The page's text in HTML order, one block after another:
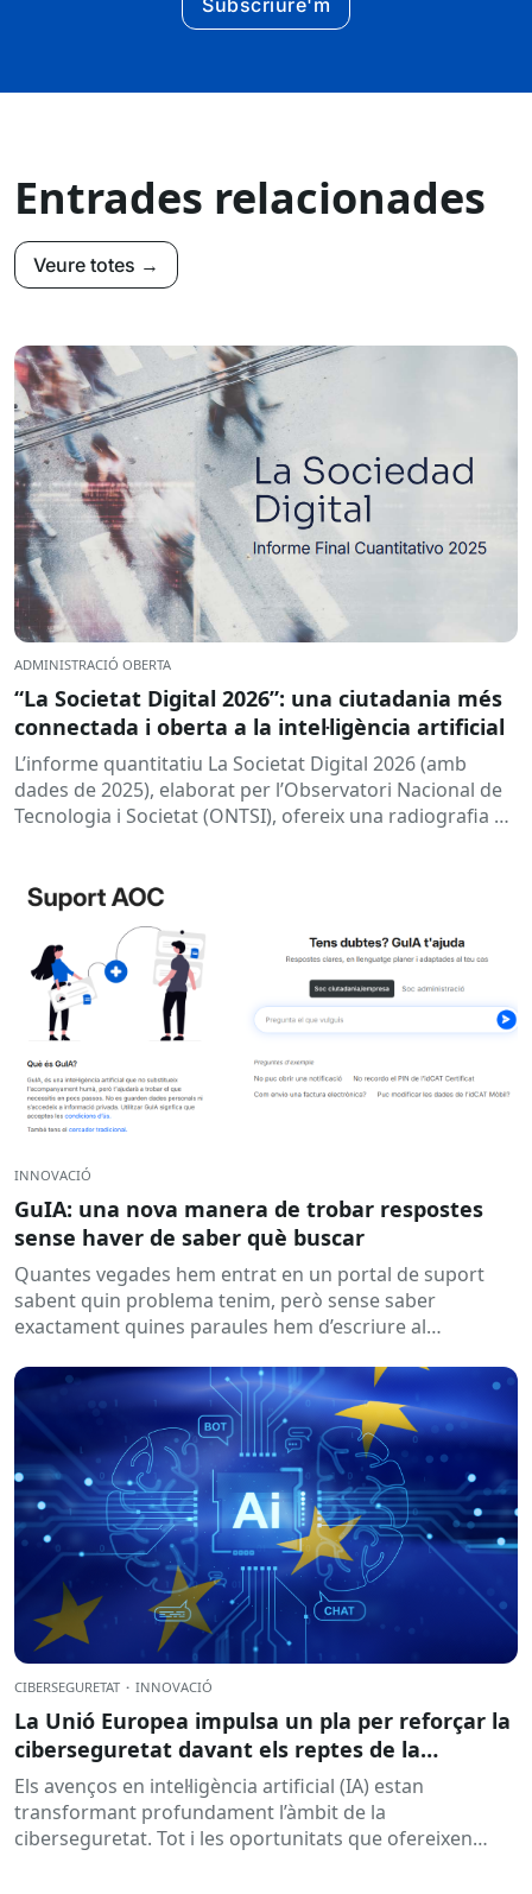
Subscriure'm
Entrades relacionades
Veure totes →
ADMINISTRACIÓ OBERTA
“La Societat Digital 2026”: una ciutadania més
connectada i oberta a la intel·ligència artificial
L’informe quantitatiu La Societat Digital 2026 (amb
dades de 2025), elaborat per l’Observatori Nacional de
Tecnologia i Societat (ONTSI), ofereix una radiografia de
INNOVACIÓ
GuIA: una nova manera de trobar respostes
sense haver de saber què buscar
Quantes vegades hem entrat en un portal de suport
sabent quin problema tenim, però sense saber
exactament quines paraules hem d’escriure al
CIBERSEGURETAT · INNOVACIÓ
La Unió Europea impulsa un pla per reforçar la
ciberseguretat davant els reptes de la
intel·ligència artificial
Els avenços en intel·ligència artificial (IA) estan
transformant profundament l’àmbit de la
ciberseguretat. Tot i les oportunitats que ofereixen